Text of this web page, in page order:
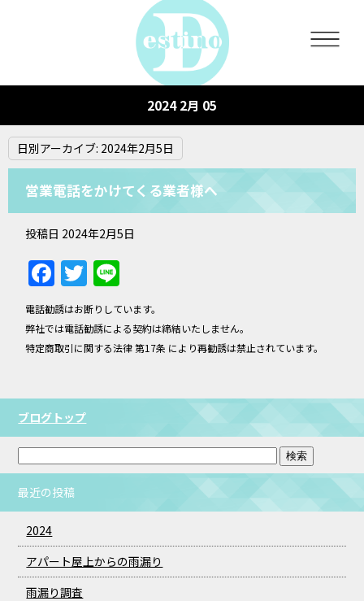
2024 2月 05
日別アーカイブ: 2024年2月5日
営業電話をかけてくる業者様へ
投稿日 2024年2月5日
Facebook
Twitter
電話勧誘はお断りしています。
弊社では電話勧誘による契約は締結いたしません。
特定商取引に関する法律 第17条 により再勧誘は禁止されています。
ブログトップ
最近の投稿
2024
アパート屋上からの雨漏り
雨漏り調査